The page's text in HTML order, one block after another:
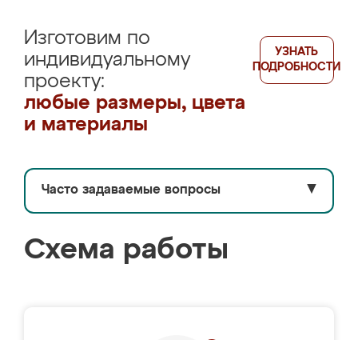
Изготовим по
индивидуальному
проекту:
любые размеры, цвета
и материалы
УЗНАТЬ
ПОДРОБНОСТИ
Часто задаваемые вопросы ▼
Схема работы